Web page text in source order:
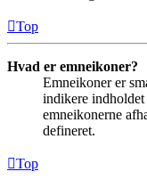
Top
Hvad er emneikoner?
Emneikoner er
indikere
emneikonerne
defineret.
Top